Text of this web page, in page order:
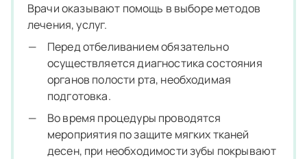
Врачи оказывают помощь в выборе методов
лечения, услуг.
Перед отбеливанием обязательно
осуществляется диагностика состояния
органов полости рта, необходимая
подготовка.
Во время процедуры проводятся
мероприятия по защите мягких тканей
десен, при необходимости зубы покрывают